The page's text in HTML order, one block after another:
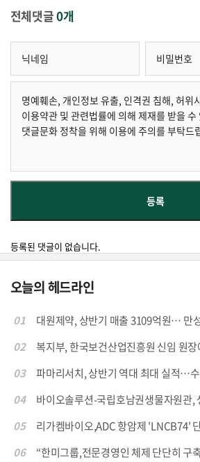
전체댓글0개
등록된 댓글이 없습니다.
오늘의 헤드라인
01
대원제약, 상반기 매출 3109억원… 만
02
복지부, 한국보건산업진흥원 신임 원장
03
파마리서치, 상반기 역대 최대 실적…
04
바이오솔루션-국립호남권생물자원관,
05
리가켐바이오,ADC 항암제 'LNCB74'
06
“한미그룹,전문경영인 체제 단단히 구